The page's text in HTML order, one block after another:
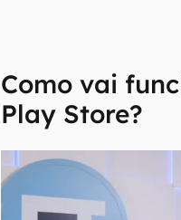
Como vai
Play Store?